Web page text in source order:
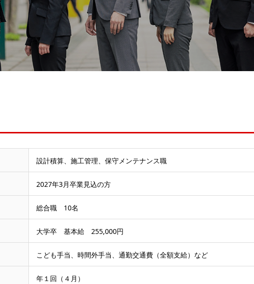
設計積算、施工管理、保守メンテナンス職
2027年3月卒業見込の方
総合職 10名
大学卒 基本給 255,000円
こども手当、時間外手当、通勤交通費（全額支給）など
年１回（４月）